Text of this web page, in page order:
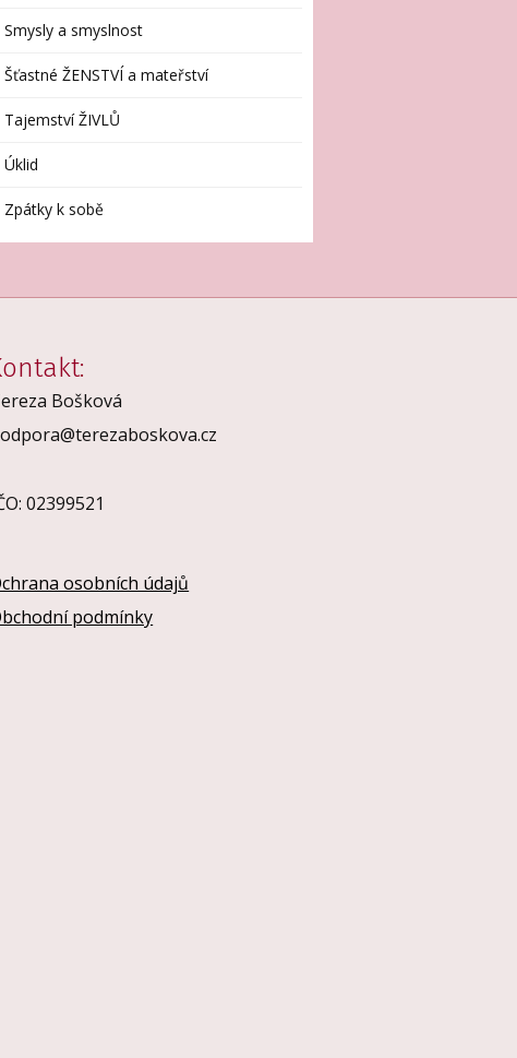
Smysly a smyslnost
Šťastné ŽENSTVÍ a mateřství
Tajemství ŽIVLŮ
Úklid
Zpátky k sobě
Bošková
02399521
osobních údajů
podmínky